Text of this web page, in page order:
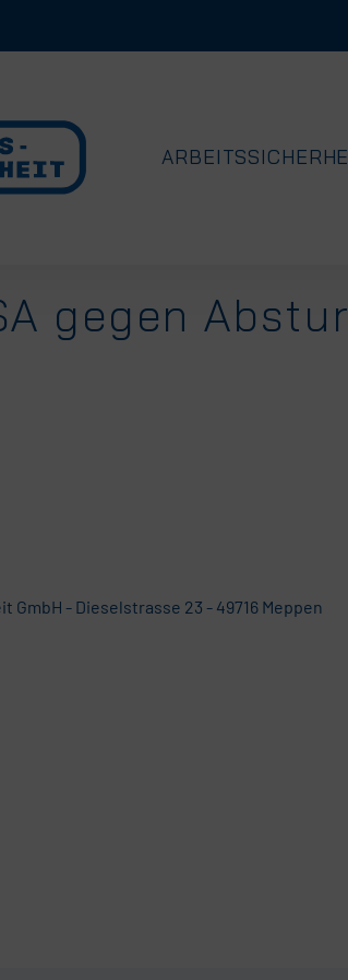
NAVIGATION
gegen
GmbH - Dieselstrasse 23 - 49716 Meppen